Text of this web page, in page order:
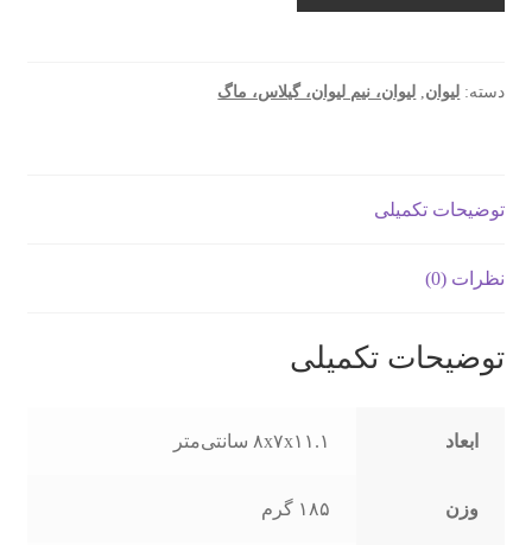
دانتل
عدد
دسته: لیوان لیوان، نیم لیوان، گیلاس، ماگ
توضیحات تکمیلی
نظرات (0)
توضیحات تکمیلی
ابعاد ۸x۷x۱۱.۱ سانتی‌متر
وزن ۱۸۵ گرم